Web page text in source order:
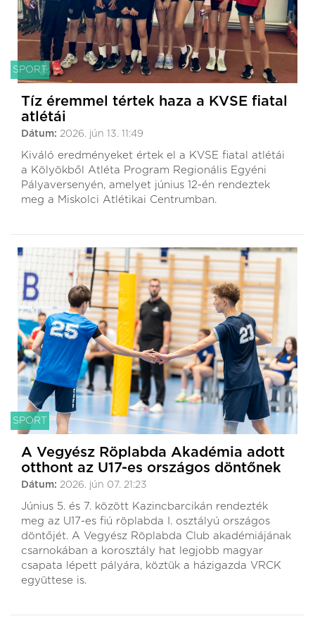
SPORT
Tíz éremmel tértek haza a KVSE fiatal
atlétái
Dátum: 2026. jún 13. 11:49
Kiváló eredményeket értek el a KVSE fiatal atlétái
a Kölyökből Atléta Program Regionális Egyéni
Pályaversenyén, amelyet június 12-én rendeztek
meg a Miskolci Atlétikai Centrumban.
SPORT
A Vegyész Röplabda Akadémia adott
otthont az U17-es országos döntőnek
Dátum: 2026. jún 07. 21:23
Június 5. és 7. között Kazincbarcikán rendezték
meg az U17-es fiú röplabda I. osztályú országos
döntőjét. A Vegyész Röplabda Club akadémiájának
csarnokában a korosztály hat legjobb magyar
csapata lépett pályára, köztük a házigazda VRCK
együttese is.